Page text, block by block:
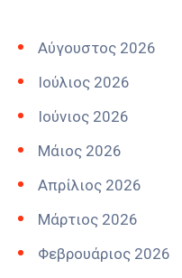
Αύγουστος 2026
Ιούλιος 2026
Ιούνιος 2026
Μάιος 2026
Απρίλιος 2026
Μάρτιος 2026
Φεβρουάριος 2026